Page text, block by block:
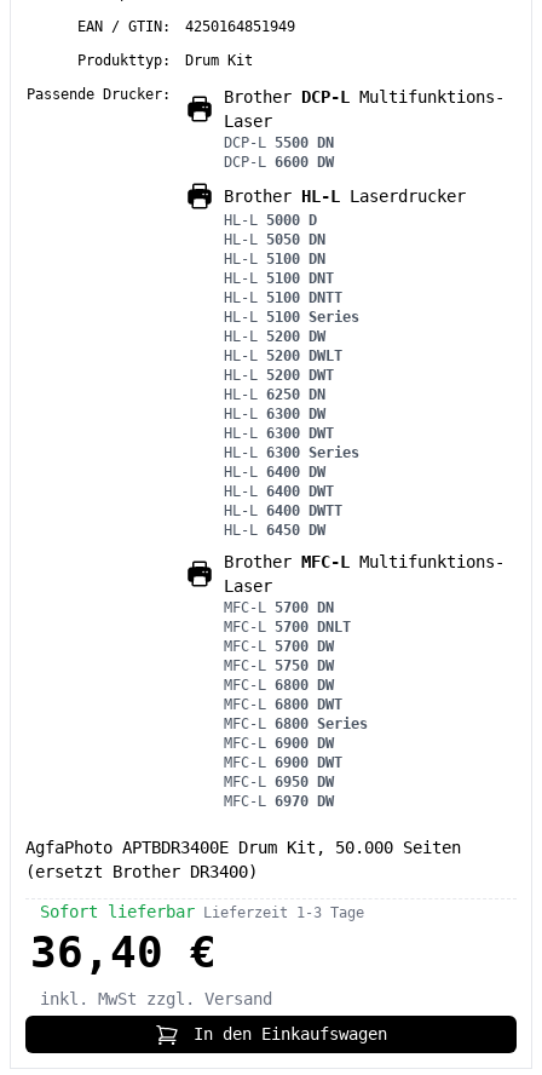
EAN / GTIN:
4250164851949
Produkttyp:
Drum Kit
Passende Drucker:
Brother DCP-L
Multifunktions-
Laser
DCP-L
5500 DN
DCP-L
6600 DW
Brother HL-L Laserdrucker
HL-L
5000 D
HL-L
5050 DN
HL-L
5100 DN
HL-L
5100 DNT
HL-L
5100 DNTT
HL-L
5100 Series
HL-L
5200 DW
HL-L
5200 DWLT
HL-L
5200 DWT
HL-L
6250 DN
HL-L
6300 DW
HL-L
6300 DWT
HL-L
6300 Series
HL-L
6400 DW
HL-L
6400 DWT
HL-L
6400 DWTT
HL-L
6450 DW
Brother MFC-L
Multifunktions-
Laser
MFC-L
5700 DN
MFC-L
5700 DNLT
MFC-L
5700 DW
MFC-L
5750 DW
MFC-L
6800 DW
MFC-L
6800 DWT
MFC-L
6800 Series
MFC-L
6900 DW
MFC-L
6900 DWT
MFC-L
6950 DW
MFC-L
6970 DW
AgfaPhoto APTBDR3400E Drum Kit, 50.000 Seiten
(ersetzt Brother DR3400)
Sofort lieferbar Lieferzeit 1-3 Tage
36,40 €
inkl. MwSt
zzgl. Versand
In den Einkaufswagen